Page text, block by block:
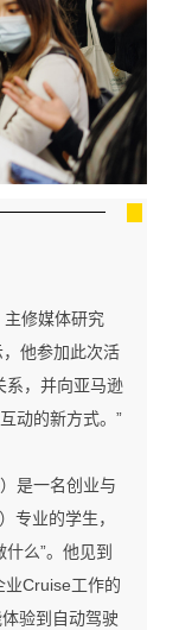
修媒体研究
他参加此次活
系，并向亚马逊
动的新方式。”
是一名创业与
） 专业的学生，
么”。他见到
业Cruise工作的
验到自动驾驶